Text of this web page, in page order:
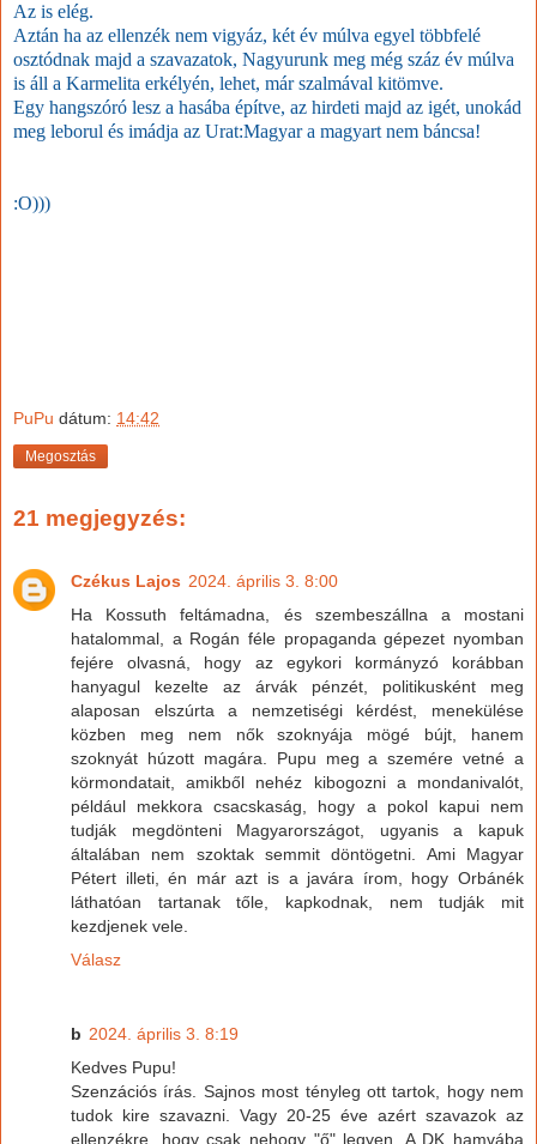
Az is elég.
Aztán ha az ellenzék nem vigyáz, két év múlva egyel többfelé
osztódnak majd a szavazatok, Nagyurunk meg még száz év múlva
is áll a Karmelita erkélyén, lehet, már szalmával kitömve.
Egy hangszóró lesz a hasába építve, az hirdeti majd az igét, unokád
meg leborul és imádja az Urat:Magyar a magyart nem báncsa!
:O)))
PuPu dátum: 14:42
Megosztás
21 megjegyzés:
Czékus Lajos 2024. április 3. 8:00
Ha Kossuth feltámadna, és szembeszállna a mostani
hatalommal, a Rogán féle propaganda gépezet nyomban
fejére olvasná, hogy az egykori kormányzó korábban
hanyagul kezelte az árvák pénzét, politikusként meg
alaposan elszúrta a nemzetiségi kérdést, menekülése
közben meg nem nők szoknyája mögé bújt, hanem
szoknyát húzott magára. Pupu meg a szemére vetné a
körmondatait, amikből nehéz kibogozni a mondanivalót,
például mekkora csacskaság, hogy a pokol kapui nem
tudják megdönteni Magyarországot, ugyanis a kapuk
általában nem szoktak semmit döntögetni. Ami Magyar
Pétert illeti, én már azt is a javára írom, hogy Orbánék
láthatóan tartanak tőle, kapkodnak, nem tudják mit
kezdjenek vele.
Válasz
b 2024. április 3. 8:19
Kedves Pupu!
Szenzációs írás. Sajnos most tényleg ott tartok, hogy nem
tudok kire szavazni. Vagy 20-25 éve azért szavazok az
ellenzékre, hogy csak nehogy "ő" legyen. A DK hamvába